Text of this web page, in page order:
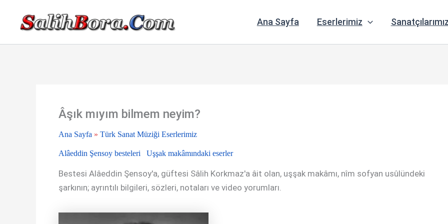
Ana Sayfa Eserlerimiz Sanatçılarımız
Âşık mıyım bilmem neyim?
Ana Sayfa » Türk Sanat Müziği Eserlerimiz
Alâeddin Şensoy besteleri Uşşak makâmındaki eserler
Bestesi Alâeddin Şensoy'a, güftesi Sâlih Korkmaz'a âit olan, uşşak makâmı, nîm sofyan usûlündeki
şarkının; ayrıntılı bilgileri, sözleri, notaları ve video yorumları.